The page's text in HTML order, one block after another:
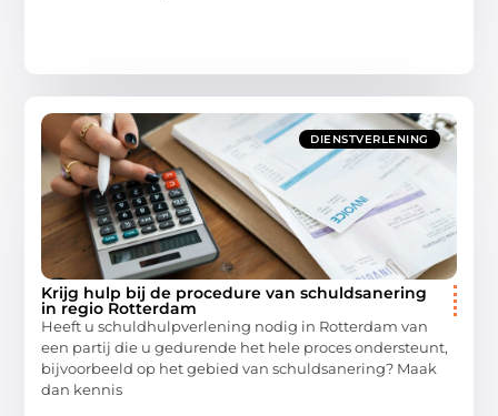
DIENSTVERLENING
Krijg hulp bij de procedure van schuldsanering
in regio Rotterdam
Heeft u schuldhulpverlening nodig in Rotterdam van
een partij die u gedurende het hele proces ondersteunt,
bijvoorbeeld op het gebied van schuldsanering? Maak
dan kennis